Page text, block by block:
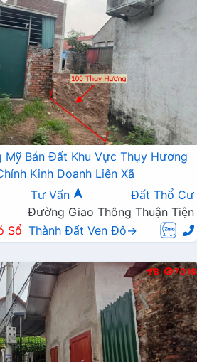
Mỹ Bán Đất Khu Vực Thụy Hương
Kinh Doanh Liên Xã
Tư Vấn
Đất Thổ Cư
Đường Giao Thông Thuận Tiện
Sổ Thành Đất Ven Đô→
B 7016